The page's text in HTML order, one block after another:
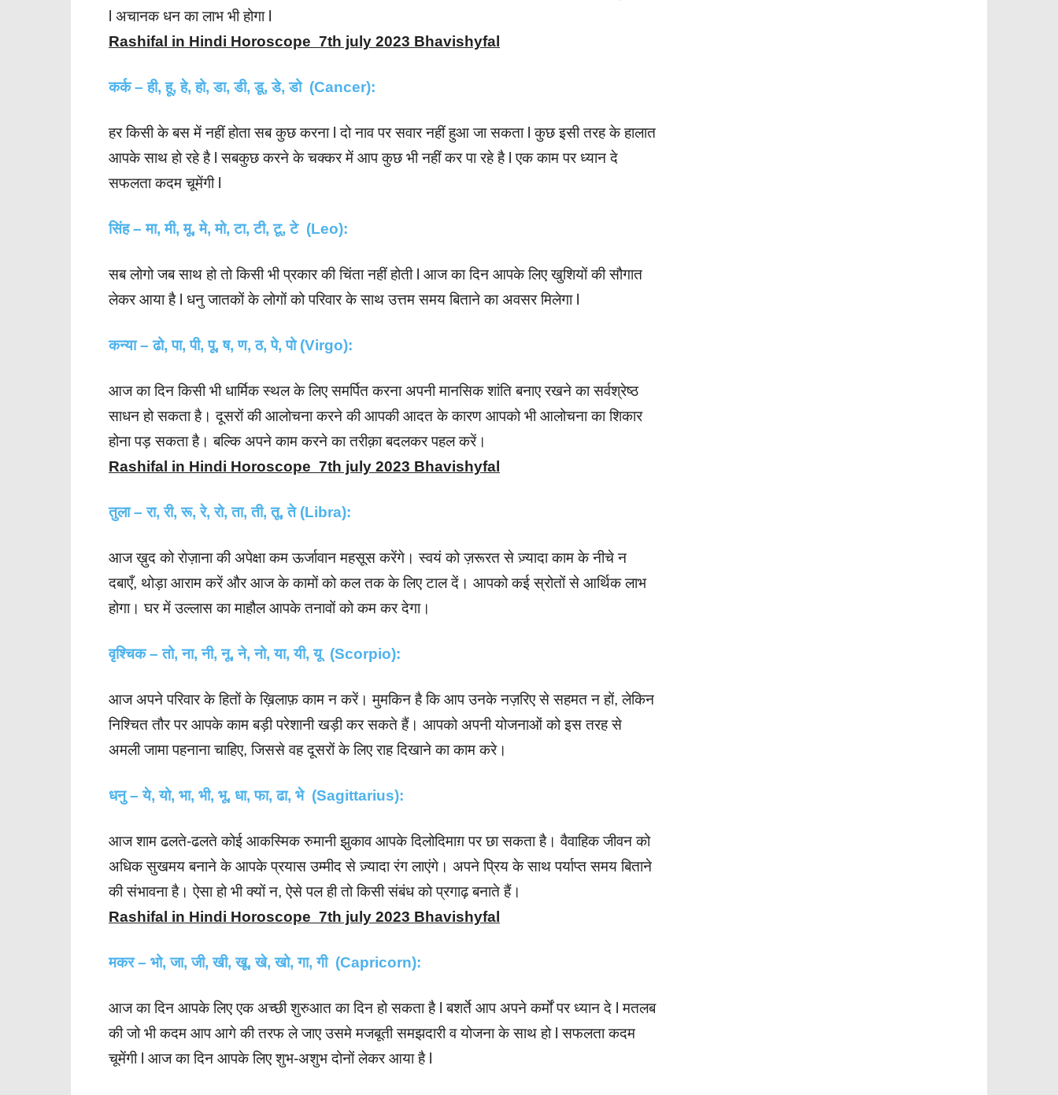
l अचानक धन का लाभ भी होगा l
Rashifal in Hindi Horoscope 7th july 2023 Bhavishyfal
कर्क – ही, हू, हे, हो, डा, डी, डू, डे, डो (Cancer):
हर किसी के बस में नहीं होता सब कुछ करना l दो नाव पर सवार नहीं हुआ जा सकता l कुछ इसी तरह के हालात
आपके साथ हो रहे है l सबकुछ करने के चक्कर में आप कुछ भी नहीं कर पा रहे है l एक काम पर ध्यान दे
सफलता कदम चूमेंगी l
सिंह – मा, मी, मू, मे, मो, टा, टी, टू, टे (Leo):
सब लोगो जब साथ हो तो किसी भी प्रकार की चिंता नहीं होती l आज का दिन आपके लिए खुशियों की सौगात
लेकर आया है l धनु जातकों के लोगों को परिवार के साथ उत्तम समय बिताने का अवसर मिलेगा l
कन्या – ढो, पा, पी, पू, ष, ण, ठ, पे, पो (Virgo):
आज का दिन किसी भी धार्मिक स्थल के लिए समर्पित करना अपनी मानसिक शांति बनाए रखने का सर्वश्रेष्ठ
साधन हो सकता है। दूसरों की आलोचना करने की आपकी आदत के कारण आपको भी आलोचना का शिकार
होना पड़ सकता है। बल्कि अपने काम करने का तरीक़ा बदलकर पहल करें।
Rashifal in Hindi Horoscope 7th july 2023 Bhavishyfal
तुला – रा, री, रू, रे, रो, ता, ती, तू, ते (Libra):
आज ख़ुद को रोज़ाना की अपेक्षा कम ऊर्जावान महसूस करेंगे। स्वयं को ज़रूरत से ज़्यादा काम के नीचे न
दबाएँ, थोड़ा आराम करें और आज के कामों को कल तक के लिए टाल दें। आपको कई स्रोतों से आर्थिक लाभ
होगा। घर में उल्लास का माहौल आपके तनावों को कम कर देगा।
वृश्चिक – तो, ना, नी, नू, ने, नो, या, यी, यू (Scorpio):
आज अपने परिवार के हितों के ख़िलाफ़ काम न करें। मुमकिन है कि आप उनके नज़रिए से सहमत न हों, लेकिन
निश्चित तौर पर आपके काम बड़ी परेशानी खड़ी कर सकते हैं। आपको अपनी योजनाओं को इस तरह से
अमली जामा पहनाना चाहिए, जिससे वह दूसरों के लिए राह दिखाने का काम करे।
धनु – ये, यो, भा, भी, भू, धा, फा, ढा, भे (Sagittarius):
आज शाम ढलते-ढलते कोई आकस्मिक रुमानी झुकाव आपके दिलोदिमाग़ पर छा सकता है। वैवाहिक जीवन को
अधिक सुखमय बनाने के आपके प्रयास उम्मीद से ज़्यादा रंग लाएंगे। अपने प्रिय के साथ पर्याप्त समय बिताने
की संभावना है। ऐसा हो भी क्यों न, ऐसे पल ही तो किसी संबंध को प्रगाढ़ बनाते हैं।
Rashifal in Hindi Horoscope 7th july 2023 Bhavishyfal
मकर – भो, जा, जी, खी, खू, खे, खो, गा, गी (Capricorn):
आज का दिन आपके लिए एक अच्छी शुरुआत का दिन हो सकता है l बशर्ते आप अपने कर्मों पर ध्यान दे l मतलब
की जो भी कदम आप आगे की तरफ ले जाए उसमे मजबूती समझदारी व योजना के साथ हो l सफलता कदम
चूमेंगी l आज का दिन आपके लिए शुभ-अशुभ दोनों लेकर आया है l